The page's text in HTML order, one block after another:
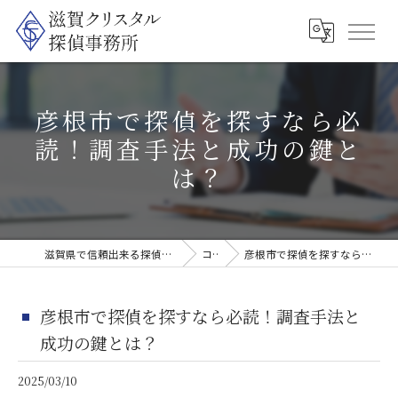
彦根市で探偵を探すなら必
読！調査手法と成功の鍵と
は？
滋賀県で信頼出来る探偵なら滋賀クリスタル探偵事務所 コラム 彦根市で探偵を探すなら必読！調査手法と成功の鍵とは？
彦根市で探偵を探すなら必読！調査手法と
成功の鍵とは？
2025/03/10